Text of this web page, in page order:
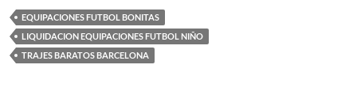
EQUIPACIONES FUTBOL BONITAS
LIQUIDACION EQUIPACIONES FUTBOL NIÑO
TRAJES BARATOS BARCELONA